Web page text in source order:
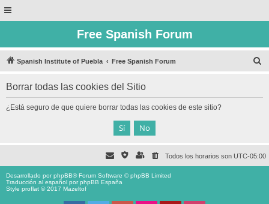
Free Spanish Forum
Spanish Institute of Puebla Free Spanish Forum
Borrar todas las cookies del Sitio
¿Está seguro de que quiere borrar todas las cookies de este sitio?
Todos los horarios son UTC-05:00
Desarrollado porphpBB® Forum Software © phpBB Limited
Traducción al español porphpBB España
Style proflat © 2017 Mazeltof